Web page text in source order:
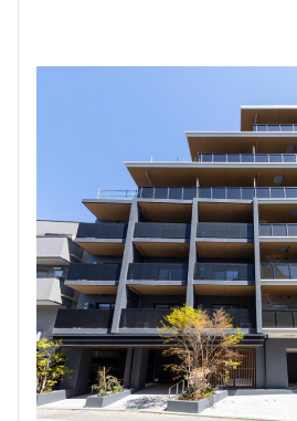
お問合せ
１２０４
208,000円12,000円
1.0ヶ月 無
1LDK34.50㎡
新築 三井の賃貸